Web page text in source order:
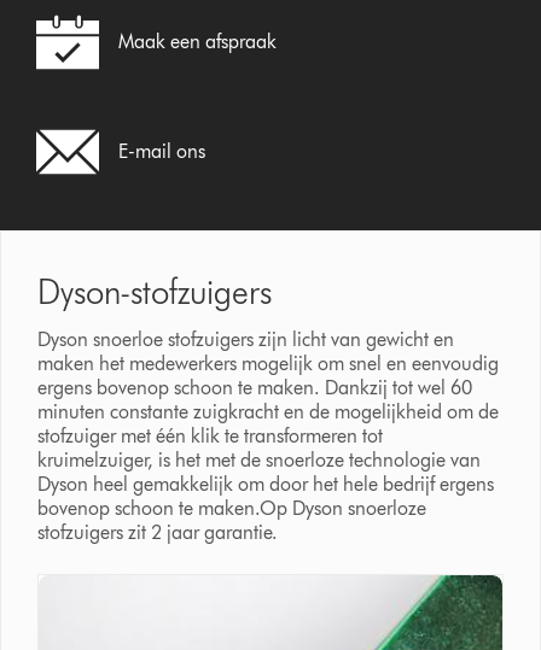
Maak een afspraak
E-mail ons
Dyson-stofzuigers
Dyson snoerloe stofzuigers zijn licht van gewicht en
maken het medewerkers mogelijk om snel en eenvoudig
ergens bovenop schoon te maken. Dankzij tot wel 60
minuten constante zuigkracht en de mogelijkheid om de
stofzuiger met één klik te transformeren tot
kruimelzuiger, is het met de snoerloze technologie van
Dyson heel gemakkelijk om door het hele bedrijf ergens
bovenop schoon te maken.Op Dyson snoerloze
stofzuigers zit 2 jaar garantie.